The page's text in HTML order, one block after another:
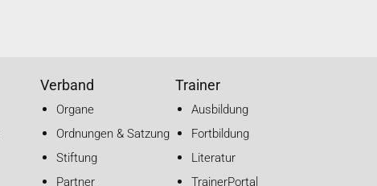
Verband
Organe
Ordnungen & Satzung
Stiftung
Partner
Trainer
Ausbildung
Fortbildung
Literatur
TrainerPortal